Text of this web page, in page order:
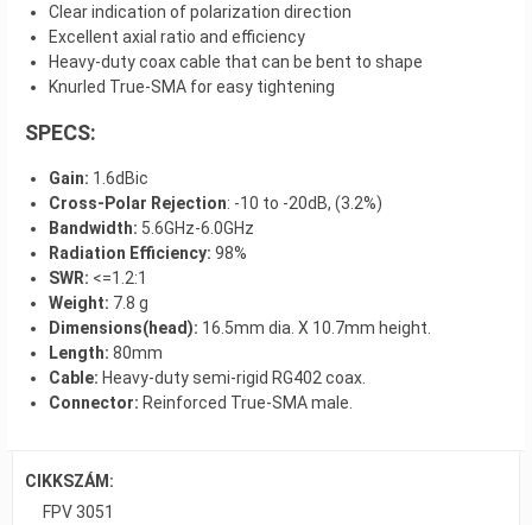
Clear indication of polarization direction
Excellent axial ratio and efficiency
Heavy-duty coax cable that can be bent to shape
Knurled True-SMA for easy tightening
SPECS:
Gain: 1.6dBic
Cross-Polar Rejection: -10 to -20dB, (3.2%)
Bandwidth: 5.6GHz-6.0GHz
Radiation Efficiency: 98%
SWR: <=1.2:1
Weight: 7.8 g
Dimensions(head): 16.5mm dia. X 10.7mm height.
Length: 80mm
Cable: Heavy-duty semi-rigid RG402 coax.
Connector: Reinforced True-SMA male.
CIKKSZÁM:
FPV 3051